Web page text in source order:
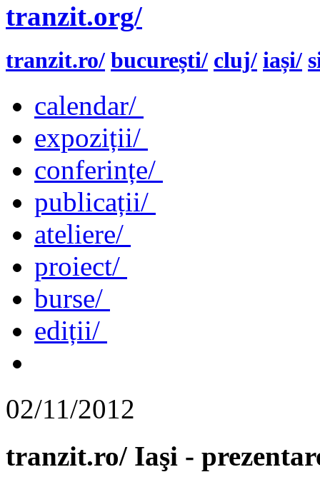
tranzit.org/
tranzit.ro/ bucurești/ cluj/ iași/
calendar/
expoziții/
conferințe/
publicații/
ateliere/
proiect/
burse/
ediții/
02/11/2012
tranzit.ro/ Iaşi -